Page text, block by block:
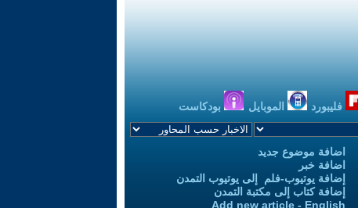
فليبورد الموبايل بودكاست
اضافة موضوع جديد
اضافة خبر
إضافة يوتيوب-فلم إلى يوتيوب التمدن
إضافة كتاب إلى مكتبة التمدن
Add new article - English